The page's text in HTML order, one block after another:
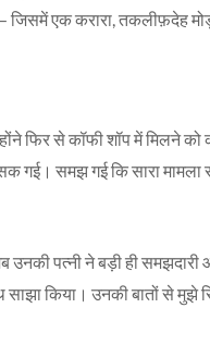
जिसमें एक करारा, तकलीफ़देह
फिर से कॉफी शॉप में मिलने को
गई। समझ गई कि सारा
उनकी पत्नी ने बड़ी ही
साझा किया। उनकी बातों से